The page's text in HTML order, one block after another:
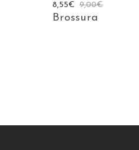
9,00€
8,55€
Brossura